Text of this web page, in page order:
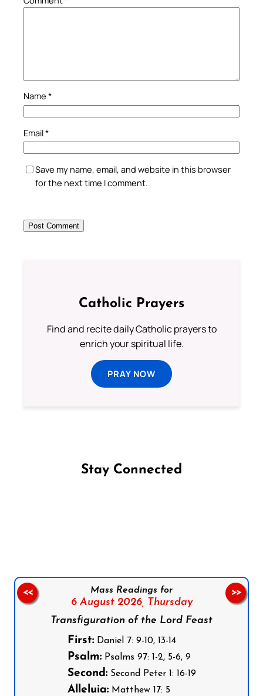
Name *
Email*
Save my name, email, and website in this browser
for the next time I comment.
Catholic Prayers
Find and recite daily Catholic prayers to
enrich your spiritual life.
PRAY NOW
Stay Connected
Mass Readings for
6 August 2026, Thursday
Transfiguration of the Lord Feast
First:Daniel 7: 9-10, 13-14
Psalm:Psalms 97: 1-2, 5-6, 9
Second:Second Peter 1: 16-19
Alleluia:Matthew 17: 5
<< >>